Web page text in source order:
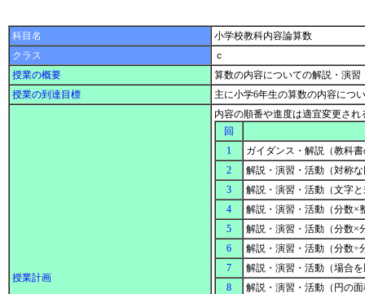
科目名
小学校教科内容論算数
クラス
ｃ
授業の概要
算数の内容についての解説・演
授業の到達目標
主に小学6年生の算数の内容につ
授業計画
内容の順番や進度は適宜変更され
回
1
ガイダンス・解説（教科
2
解説・演習・活動（対称
3
解説・演習・活動（文字
4
解説・演習・活動（分数×
5
解説・演習・活動（分数×
6
解説・演習・活動（分数÷
7
解説・演習・活動（場合
8
解説・演習・活動（円の